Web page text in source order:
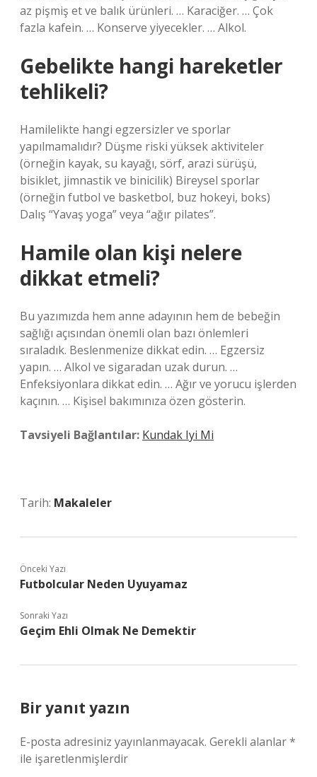
az pişmiş et ve balık ürünleri. … Karaciğer. … Çok
fazla kafein. … Konserve yiyecekler. … Alkol.
Gebelikte hangi hareketler
tehlikeli?
Hamilelikte hangi egzersizler ve sporlar
yapılmamalıdır? Düşme riski yüksek aktiviteler
(örneğin kayak, su kayağı, sörf, arazi sürüşü,
bisiklet, jimnastik ve binicilik) Bireysel sporlar
(örneğin futbol ve basketbol, ​​buz hokeyi, boks)
Dalış “Yavaş yoga” veya “ağır pilates”.
Hamile olan kişi nelere
dikkat etmeli?
Bu yazımızda hem anne adayının hem de bebeğin
sağlığı açısından önemli olan bazı önlemleri
sıraladık. Beslenmenize dikkat edin. … Egzersiz
yapın. … Alkol ve sigaradan uzak durun. …
Enfeksiyonlara dikkat edin. … Ağır ve yorucu işlerden
kaçının. … Kişisel bakımınıza özen gösterin.
Tavsiyeli Bağlantılar: Kundak Iyi Mi
Tarih: Makaleler
Önceki Yazı
Futbolcular Neden Uyuyamaz
Sonraki Yazı
Geçim Ehli Olmak Ne Demektir
Bir yanıt yazın
E-posta adresiniz yayınlanmayacak. Gerekli alanlar*
ile işaretlenmişlerdir